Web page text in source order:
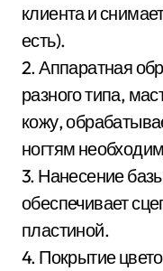
клиента и
есть).
2. Аппаратная
разного типа,
кожу,
ногтям
3. Нанесение
обеспечивает
пластиной.
4. Покрытие